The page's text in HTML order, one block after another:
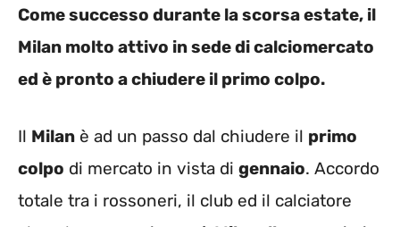
Come successo durante la scorsa estate, il
Milan molto attivo in sede di calciomercato
ed è pronto a chiudere il primo colpo.
Il Milan è ad un passo dal chiudere il primo
colpo di mercato in vista di gennaio. Accordo
totale tra i rossoneri, il club ed il calciatore